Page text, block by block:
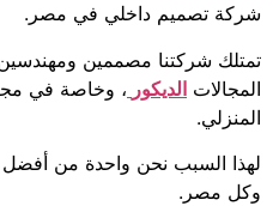
شركة تصميم داخلي في مصر.
تمتلك شركتنا مصممين ومهندسين
المجالات الديكور ، وخاصة في
المنزلي.
لهذا السبب نحن واحدة من أفضل
وكل مصر.